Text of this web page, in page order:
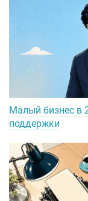
Малый бизнес в
поддержки